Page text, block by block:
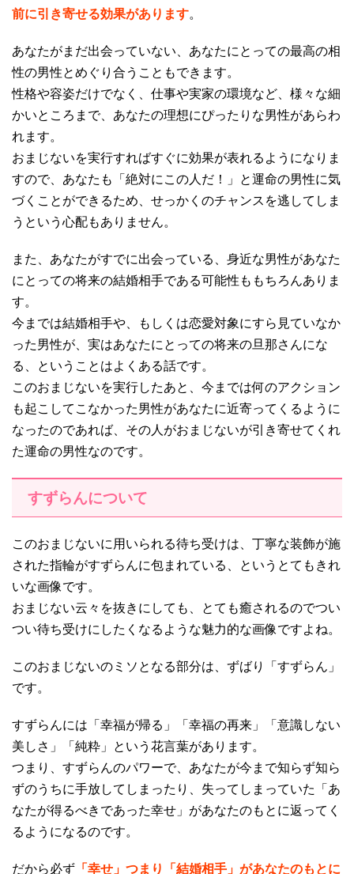
前に引き寄せる効果があります。
あなたがまだ出会っていない、あなたにとっての最高の相
性の男性とめぐり合うこともできます。
性格や容姿だけでなく、仕事や実家の環境など、様々な細
かいところまで、あなたの理想にぴったりな男性があらわ
れます。
おまじないを実行すればすぐに効果が表れるようになりま
すので、あなたも「絶対にこの人だ！」と運命の男性に気
づくことができるため、せっかくのチャンスを逃してしま
うという心配もありません。
また、あなたがすでに出会っている、身近な男性があなた
にとっての将来の結婚相手である可能性ももちろんありま
す。
今までは結婚相手や、もしくは恋愛対象にすら見ていなか
った男性が、実はあなたにとっての将来の旦那さんにな
る、ということはよくある話です。
このおまじないを実行したあと、今までは何のアクション
も起こしてこなかった男性があなたに近寄ってくるように
なったのであれば、その人がおまじないが引き寄せてくれ
た運命の男性なのです。
すずらんについて
このおまじないに用いられる待ち受けは、丁寧な装飾が施
された指輪がすずらんに包まれている、というとてもきれ
いな画像です。
おまじない云々を抜きにしても、とても癒されるのでつい
つい待ち受けにしたくなるような魅力的な画像ですよね。
このおまじないのミソとなる部分は、ずばり「すずらん」
です。
すずらんには「幸福が帰る」「幸福の再来」「意識しない
美しさ」「純粋」という花言葉があります。
つまり、すずらんのパワーで、あなたが今まで知らず知ら
ずのうちに手放してしまったり、失ってしまっていた「あ
なたが得るべきであった幸せ」があなたのもとに返ってく
るようになるのです。
だから必ず 「幸せ」つまり「結婚相手」があなたのもとに